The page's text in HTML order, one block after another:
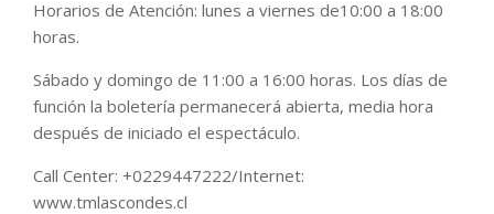
Horarios de Atención: lunes a viernes de10:00 a 18:00
horas.
Sábado y domingo de 11:00 a 16:00 horas. Los días de
función la boletería permanecerá abierta, media hora
después de iniciado el espectáculo.
Call Center: +0229447222/Internet:
www.tmlascondes.cl